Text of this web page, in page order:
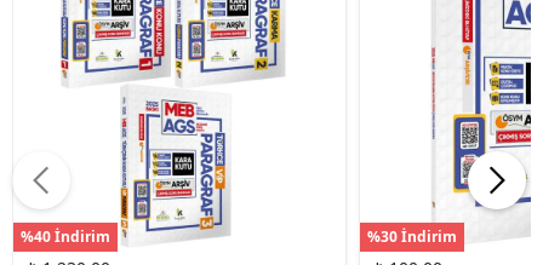
%40 İndirim %30 İndirim